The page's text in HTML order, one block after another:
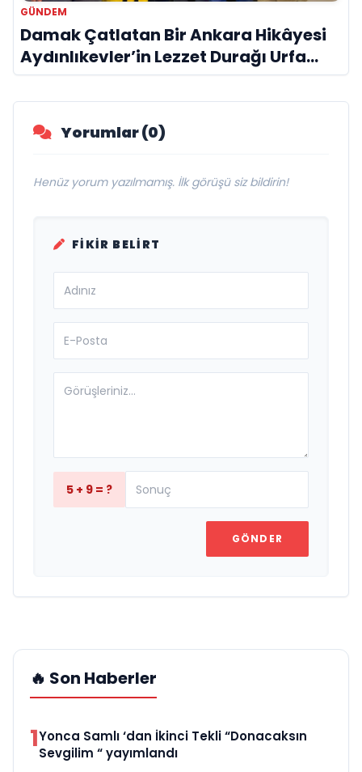
GÜNDEM
Damak Çatlatan Bir Ankara Hikâyesi
Aydınlıkevler’in Lezzet Durağı Urfa
Damak
Yorumlar (0)
Henüz yorum yazılmamış. İlk görüşü siz bildirin!
FIKIR BELIRT
5 + 9 = ?
GÖNDER
🔥 Son Haberler
1Yonca Samlı ‘dan İkinci Tekli “Donacaksın
Sevgilim “ yayımlandı